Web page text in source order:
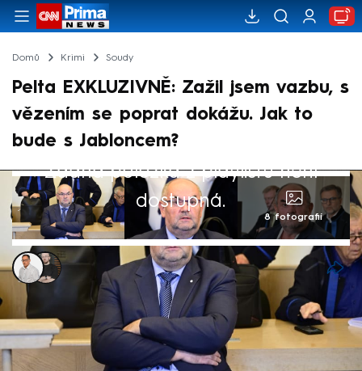
Domů Krimi Soudy
Pelta EXKLUZIVNĚ: Zažil jsem vazbu, s
vězením se poprat dokážu. Jak to
bude s Jabloncem?
Žádná položka z playlistu není
dostupná.
8 fotografií
Libor Tampier
Marek Pausz
29. kvě 2025, 16:34
Už jsem zažil vazbu, o níž se tvrdí, že je
výrazně horší než výkon trestu, uvedl v
exkluzivním vyjádření pro CNN Prima NEWS